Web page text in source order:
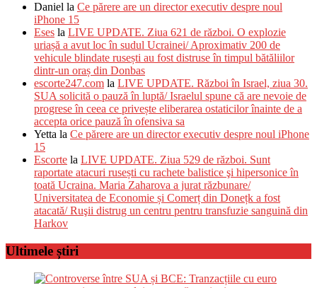
Daniel la Ce părere are un director executiv despre noul
iPhone 15
Eses la LIVE UPDATE. Ziua 621 de război. O explozie
uriașă a avut loc în sudul Ucrainei/ Aproximativ 200 de
vehicule blindate rusești au fost distruse în timpul bătăliilor
dintr-un oraș din Donbas
escorte247.com la LIVE UPDATE. Război în Israel, ziua 30.
SUA solicită o pauză în luptă/ Israelul spune că are nevoie de
progrese în ceea ce privește eliberarea ostaticilor înainte de a
accepta orice pauză în ofensiva sa
Yetta la Ce părere are un director executiv despre noul iPhone
15
Escorte la LIVE UPDATE. Ziua 529 de război. Sunt
raportate atacuri rusești cu rachete balistice şi hipersonice în
toată Ucraina. Maria Zaharova a jurat răzbunare/
Universitatea de Economie și Comerț din Donețk a fost
atacată/ Ruşii distrug un centru pentru transfuzie sanguină din
Harkov
Ultimele știri